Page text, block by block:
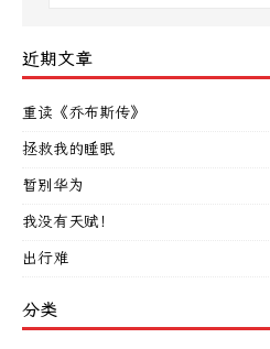
近期文章
重读《乔布斯传》
拯救我的睡眠
暂别华为
我没有天赋！
出行难
分类